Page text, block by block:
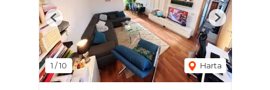
1 /10 Harta
Previous Next